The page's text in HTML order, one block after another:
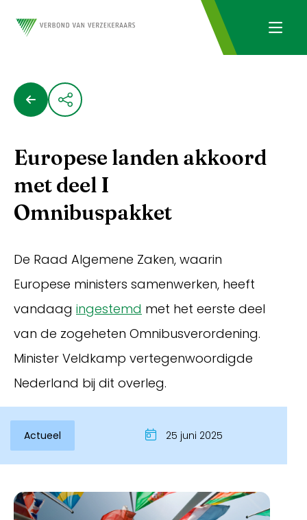
Inloggen
Europese landen akkoord
met deel I
Omnibuspakket
De Raad Algemene Zaken, waarin
Europese ministers samenwerken, heeft
vandaag ingestemd met het eerste deel
van de zogeheten Omnibusverordening.
Minister Veldkamp vertegenwoordigde
Nederland bij dit overleg.
Actueel 25 juni 2025